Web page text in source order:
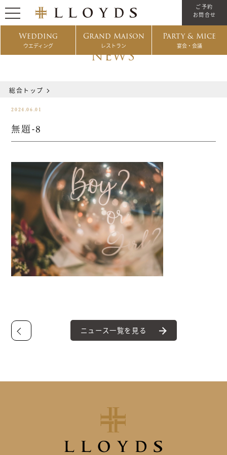
Wedding
ウエディング
Grand Maison
レストラン
Party & Mice
宴会・会議
ご予約
お問合せ
NEWS
総合トップ
2024.06.01
無題-8
ニュース一覧を見る